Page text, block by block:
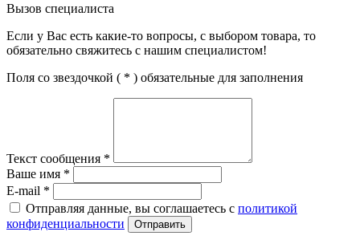
Вызов специалиста
Если у Вас есть какие-то вопросы, с выбором товара, то
обязательно свяжитесь с нашим специалистом!
Поля со звездочкой ( * ) обязательные для заполнения
Текст сообщения *
Ваше имя *
E-mail *
Отправляя данные, вы соглашаетесь с политикой
конфиденциальности
Отправить